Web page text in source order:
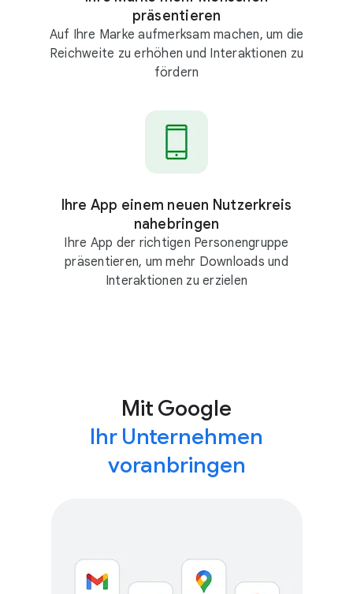
präsentieren
Auf Ihre Marke aufmerksam machen, um die
Reichweite zu erhöhen und Interaktionen zu
fördern
Ihre App einem neuen Nutzerkreis
nahebringen
Ihre App der richtigen Personengruppe
präsentieren, um mehr Downloads und
Interaktionen zu erzielen
Mit Google
Ihr Unternehmen
voranbringen